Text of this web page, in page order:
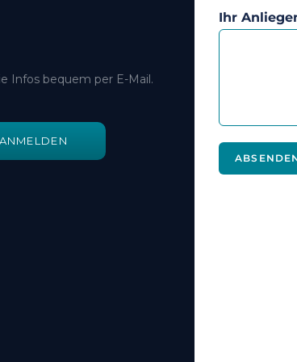
Infos bequem per E-Mail.
ANMELDEN
Ihr